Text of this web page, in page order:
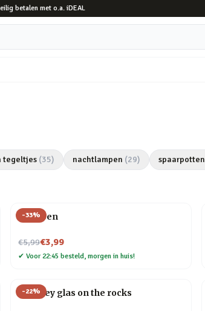
betalen met o.a. iDEAL
tegeltjes (35) nachtlampen (29) spaarpotten
-33%
Veer pen
€5,99
Nu voor€3,99
✔ Voor 22:45 besteld, morgen in huis!
-22%
Whiskey glas on the rocks